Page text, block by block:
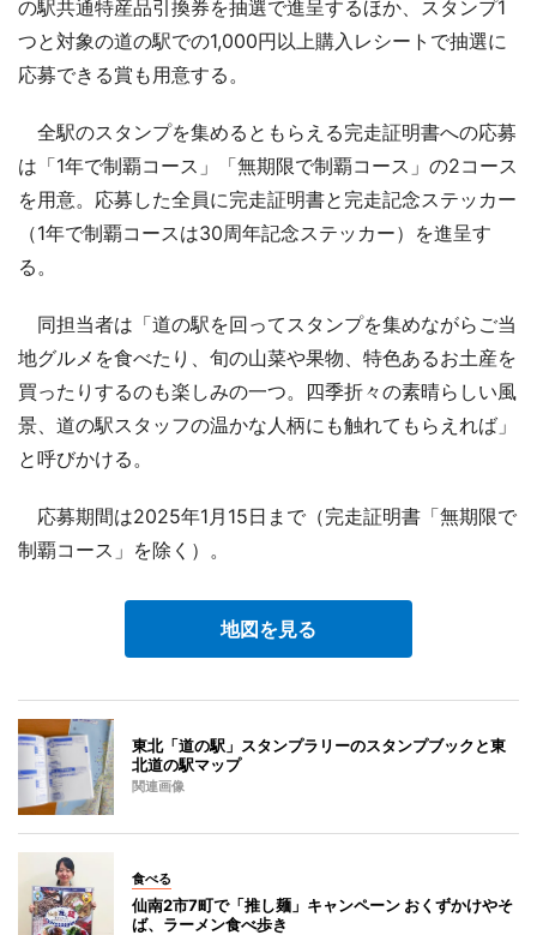
の駅共通特産品引換券を抽選で進呈するほか、スタンプ1
つと対象の道の駅での1,000円以上購入レシートで抽選に
応募できる賞も用意する。
全駅のスタンプを集めるともらえる完走証明書への応募
は「1年で制覇コース」「無期限で制覇コース」の2コース
を用意。応募した全員に完走証明書と完走記念ステッカー
（1年で制覇コースは30周年記念ステッカー）を進呈す
る。
同担当者は「道の駅を回ってスタンプを集めながらご当
地グルメを食べたり、旬の山菜や果物、特色あるお土産を
買ったりするのも楽しみの一つ。四季折々の素晴らしい風
景、道の駅スタッフの温かな人柄にも触れてもらえれば」
と呼びかける。
応募期間は2025年1月15日まで（完走証明書「無期限で
制覇コース」を除く）。
地図を見る
東北「道の駅」スタンプラリーのスタンプブックと東
北道の駅マップ
関連画像
食べる
仙南2市7町で「推し麺」キャンペーン おくずかけやそ
ば、ラーメン食べ歩き